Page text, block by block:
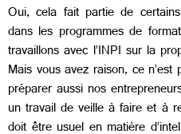
Oui, cela fait partie de
dans les programmes de
travaillons avec l’INPI sur la
Mais vous avez raison, ce
préparer aussi nos
un travail de veille à faire et à
doit être usuel en matière